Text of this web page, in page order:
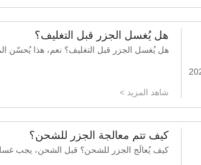
هل يُغسل الجزر قبل التغليف؟
هل يُغسل الجزر قبل التغليف؟ نعم، هذا يُحسّن
شاهد المزيد >
كيف تتم معالجة الجزر للشحن؟
كيف يُعالَج الجزر للشحن؟ قبل الشحن، يجب